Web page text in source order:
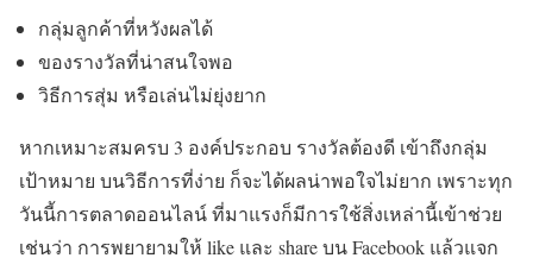
กลุ่มลูกค้าที่หวังผลได้
ของรางวัลที่น่าสนใจพอ
วิธีการสุ่ม หรือเล่นไม่ยุ่งยาก
หากเหมาะสมครบ 3 องค์ประกอบ รางวัลต้องดี เข้าถึงกลุ่ม
เป้าหมาย บนวิธีการที่ง่าย ก็จะได้ผลน่าพอใจไม่ยาก เพราะทุก
วันนี้การตลาดออนไลน์ ที่มาแรงก็มีการใช้สิ่งเหล่านี้เข้าช่วย
เช่นว่า การพยายามให้ like และ share บน Facebook แล้วแจก